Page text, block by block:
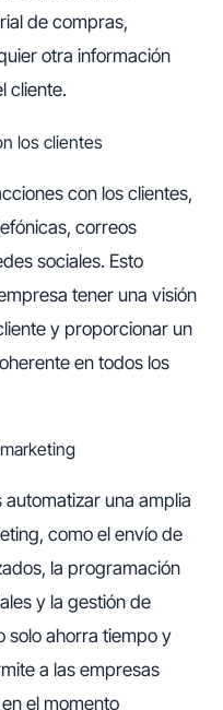
de compras,
otra información
cliente.
los clientes
con los clientes,
correos
sociales. Esto
tener una visión
y proporcionar un
en todos los
automatizar una amplia
como el envío de
la programación
y la gestión de
solo ahorra tiempo y
a las empresas
el momento